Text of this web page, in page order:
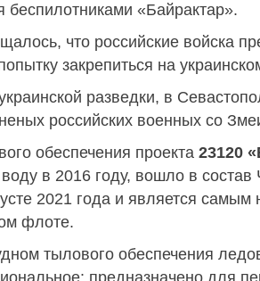
беспилотниками «Байрактар».
что российские войска
закрепиться на
разведки, в
российских военных со
обеспечения проекта 23120
в 2016 году, вошло в состав
2021 года и является
флоте.
тылового обеспечения